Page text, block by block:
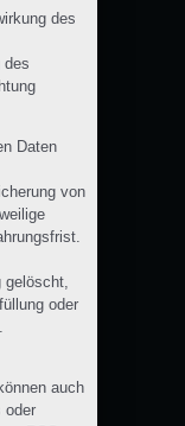
des
des
Daten
von
oder
auch
oder